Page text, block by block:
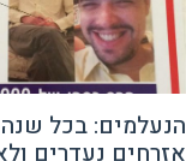
אזרחים נעדרים